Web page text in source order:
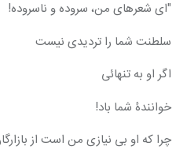
"ای شعرهای من، سروده و ناسروده!
سلطنت شما را تردیدی نیست
اگر او به تنهائی
خوانندۀ شما باد!
چرا که او بی نیازی من است از